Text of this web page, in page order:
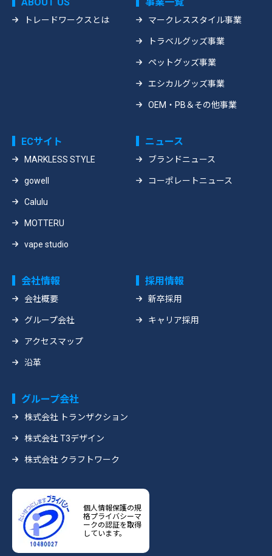
トレードワークスとは マークレススタイル事業
トラベルグッズ事業
ペットグッズ事業
エシカルグッズ事業
OEM・PB＆その他事業
ECサイト
MARKLESS STYLE
gowell
Calulu
MOTTERU
vape studio
ニュース
ブランドニュース
コーポレートニュース
会社情報
会社概要
グループ会社
アクセスマップ
沿革
採用情報
新卒採用
キャリア採用
グループ会社
株式会社 トランザクション
株式会社 T3デザイン
株式会社 クラフトワーク
個人情報保護の規
格プライバシーマ
ークの認証を取得
しています。